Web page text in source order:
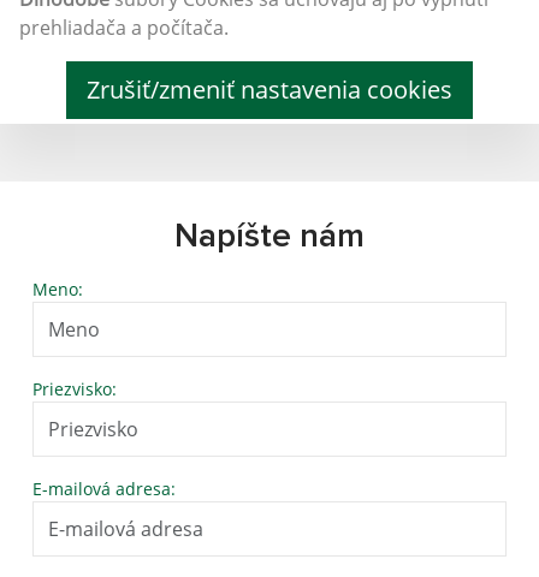
prehliadača a počítača.
Zrušiť/zmeniť nastavenia cookies
Napíšte nám
Meno:
Priezvisko:
E-mailová adresa: